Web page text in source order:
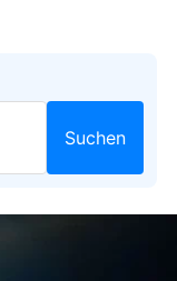
Suchen